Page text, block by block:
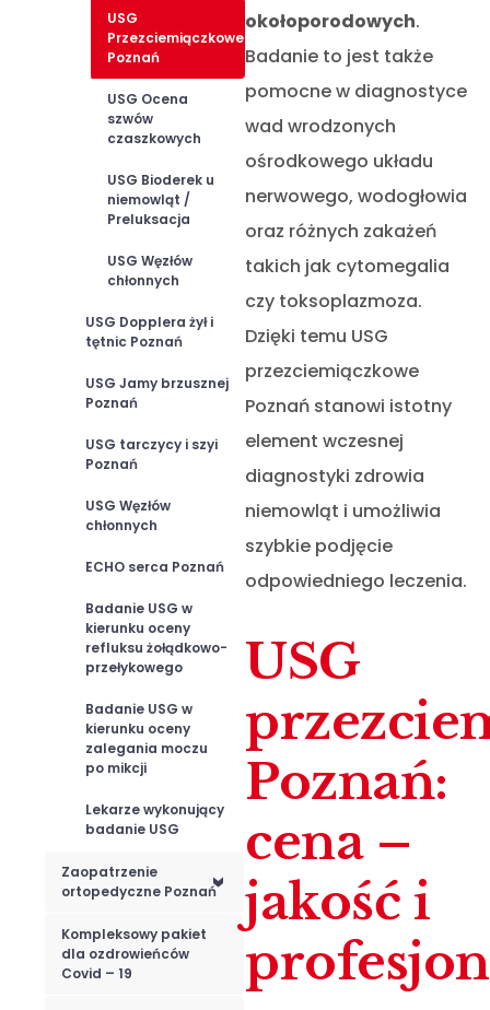
USG
Przezciemiączkowe
Poznań
USG Ocena
szwów
czaszkowych
USG Bioderek u
niemowląt /
Preluksacja
USG Węzłów
chłonnych
USG Dopplera żył i
tętnic Poznań
USG Jamy brzusznej
Poznań
USG tarczycy i szyi
Poznań
USG Węzłów
chłonnych
ECHO serca Poznań
Badanie USG w
kierunku oceny
refluksu żołądkowo-
przełykowego
Badanie USG w
kierunku oceny
zalegania moczu
po mikcji
Lekarze wykonujący
badanie USG
<
Zaopatrzenie
ortopedyczne Poznań
Kompleksowy pakiet
dla ozdrowieńców
Covid – 19
okołoporodowych.
Badanie to jest także
pomocne w diagnostyce
wad wrodzonych
ośrodkowego układu
nerwowego, wodogłowia
oraz różnych zakażeń
takich jak cytomegalia
czy toksoplazmoza.
Dzięki temu USG
przezciemiączkowe
Poznań stanowi istotny
element wczesnej
diagnostyki zdrowia
niemowląt i umożliwia
szybkie podjęcie
odpowiedniego leczenia.
USG
Poznań:
cena –
jakość i